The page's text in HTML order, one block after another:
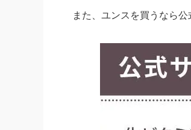
また、ユンスを買うなら公